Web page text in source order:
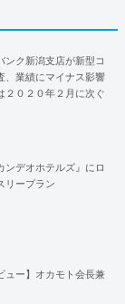
ンク新潟支店が新型コ
、業績にマイナス影響
２０２０年２月に次ぐ
ンデオホテルズ』にロ
リープラン
ュー】オカモト会長兼